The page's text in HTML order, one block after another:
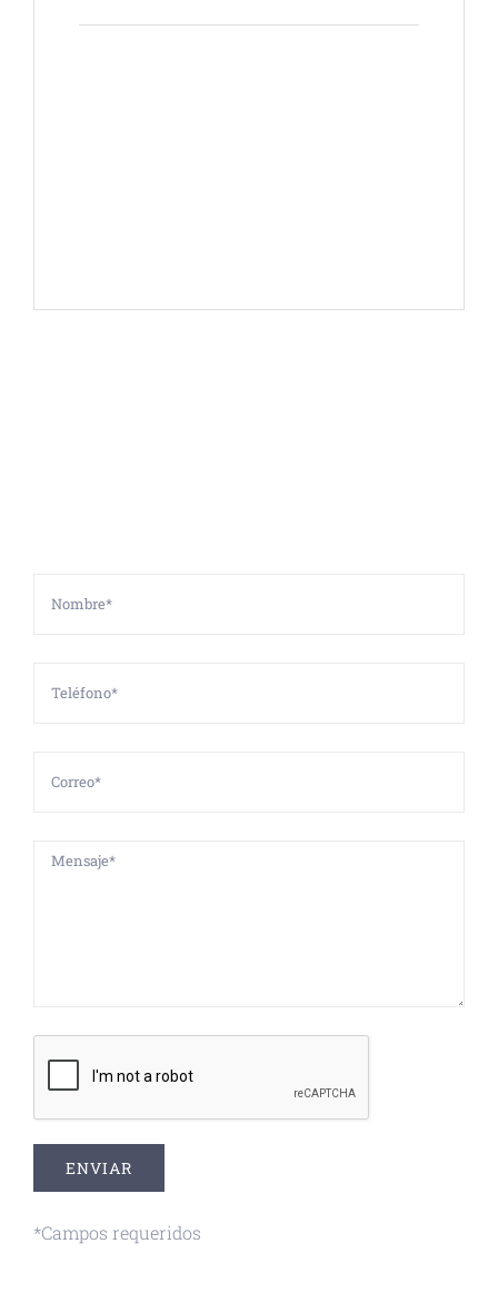
*Campos requeridos